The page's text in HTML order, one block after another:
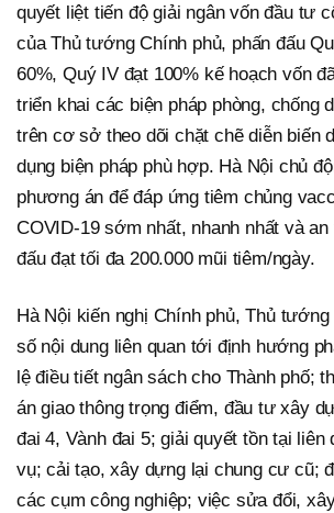
quyết liệt tiến độ giải ngân vốn đầu tư
của Thủ tướng Chính phủ, phấn đấu
60%, Quý IV đạt 100% kế hoạch vốn
triển khai các biện pháp phòng, chống
trên cơ sở theo dõi chặt chẽ diễn biến
dụng biện pháp phù hợp. Hà Nội chủ
phương án để đáp ứng tiêm chủng
COVID-19 sớm nhất, nhanh nhất và an
đấu đạt tối đa 200.000 mũi tiêm/ngày.
Hà Nội kiến nghị Chính phủ, Thủ
số nội dung liên quan tới định hướng
lệ điều tiết ngân sách cho Thành phố;
án giao thông trọng điểm, đầu tư xây
đai 4, Vành đai 5; giải quyết tồn tại liên
vụ; cải tạo, xây dựng lại chung cư cũ;
các cụm công nghiệp; việc sửa đổi,